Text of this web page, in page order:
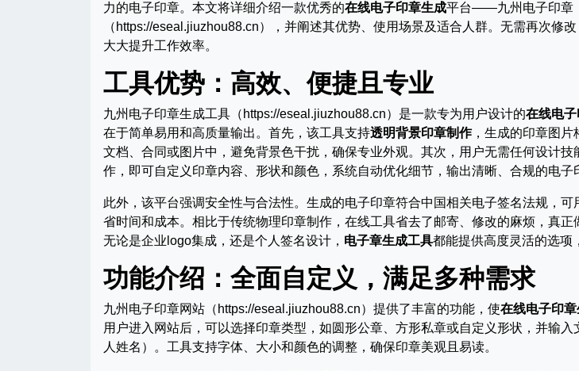
力的电子印章。本文将详细介绍一款优秀的在线电子印章生成平台——九州电子印章
（https://eseal.jiuzhou88.cn），并阐述其优势、使用场景及适合人群。无需再次修
大大提升工作效率。
工具优势：高效、便捷且专业
九州电子印章生成工具（https://eseal.jiuzhou88.cn）是一款专为用户设计的在线电
在于简单易用和高质量输出。首先，该工具支持透明背景印章制作，生成的印章图片
文档、合同或图片中，避免背景色干扰，确保专业外观。其次，用户无需任何设计
作，即可自定义印章内容、形状和颜色，系统自动优化细节，输出清晰、合规的电子
此外，该平台强调安全性与合法性。生成的电子印章符合中国相关电子签名法规，
省时间和成本。相比于传统物理印章制作，在线工具省去了邮寄、修改的麻烦，真正
无论是企业logo集成，还是个人签名设计， 电子章生成工具都能提供高度灵活的选项
功能介绍：全面自定义，满足多种需求
九州电子印章网站（https://eseal.jiuzhou88.cn）提供了丰富的功能，使在线电子印
用户进入网站后，可以选择印章类型，如圆形公章、方形私章或自定义形状，并输入
人姓名）。工具支持字体、大小和颜色的调整，确保印章美观且易读。